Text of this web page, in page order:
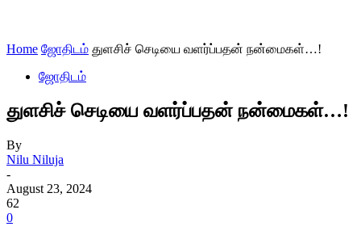
Home ஜோதிடம் துளசிச் செடியை வளர்ப்பதன் நன்மைகள்…!
ஜோதிடம்
துளசிச் செடியை வளர்ப்பதன் நன்மைகள்…!
By
Nilu Niluja
-
August 23, 2024
62
0